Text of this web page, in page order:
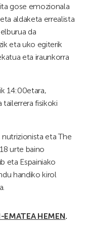
gose emozionala
aldaketa errealista
da
eta uko egiterik
eta iraunkorra
14:00etara,
fisikoki
nutrizionista eta The
urte baino
eta Espainiako
handiko kirol
EMATEA HEMEN.